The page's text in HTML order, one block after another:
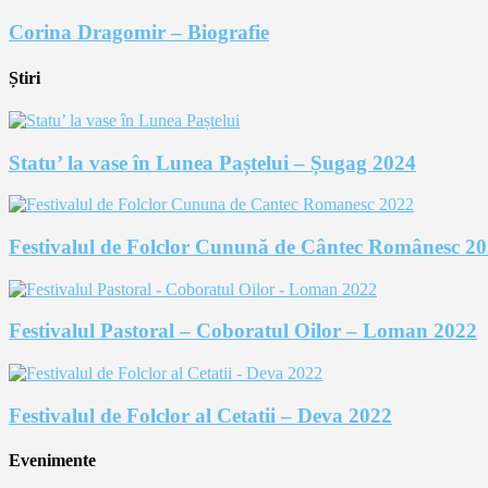
Corina Dragomir – Biografie
Știri
Statu’ la vase în Lunea Paștelui – Șugag 2024
Festivalul de Folclor Cunună de Cântec Românesc
Festivalul Pastoral – Coboratul Oilor – Loman 2022
Festivalul de Folclor al Cetatii – Deva 2022
Evenimente